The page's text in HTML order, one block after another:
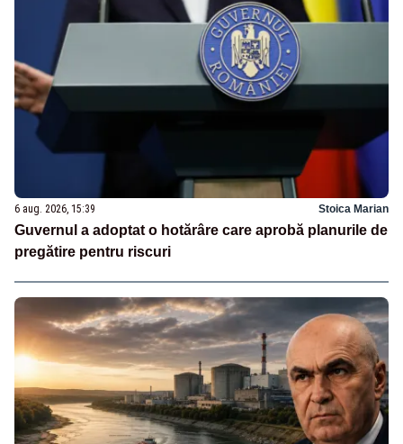
6 aug. 2026, 15:39 Stoica Marian
Guvernul a adoptat o hotărâre care aprobă planurile de
pregătire pentru riscuri